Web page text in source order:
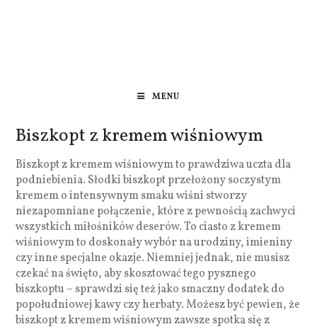
MENU
Biszkopt z kremem wiśniowym
Biszkopt z kremem wiśniowym to prawdziwa uczta dla
podniebienia. Słodki biszkopt przełożony soczystym
kremem o intensywnym smaku wiśni stworzy
niezapomniane połączenie, które z pewnością zachwyci
wszystkich miłośników deserów. To ciasto z kremem
wiśniowym to doskonały wybór na urodziny, imieniny
czy inne specjalne okazje. Niemniej jednak, nie musisz
czekać na święto, aby skosztować tego pysznego
biszkoptu – sprawdzi się też jako smaczny dodatek do
popołudniowej kawy czy herbaty. Możesz być pewien, że
biszkopt z kremem wiśniowym zawsze spotka się z